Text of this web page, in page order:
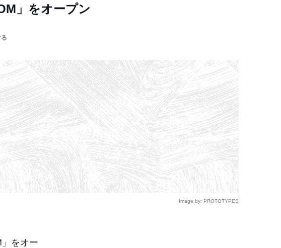
」をオープン
Image by: PROTOTYPES
をオー